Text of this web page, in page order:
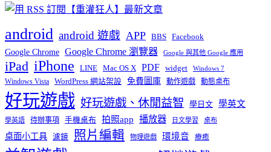
android android 遊戲 APP BBS Facebook
Google Chrome Google Chrome 瀏覽器 Google 與其他 Google 應用
iPad iPhone LINE Mac OS X PDF widget Windows 7
Windows Vista WordPress 網站架設 免費圖庫 動作遊戲 動態桌布
好玩遊戲 好玩遊戲、休閒益智 學日文 學英文
學英語 待辦事項 手機桌布 拍照app 播放器 日文學習 桌布
桌面小工具 濾鏡 照片編輯 物理遊戲 環境音 療癒